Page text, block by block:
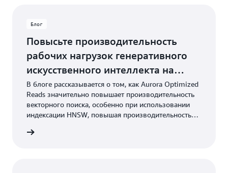
Блог
Повысьте производительность
рабочих нагрузок генеративного
искусственного интеллекта на
Amazon Aurora с помощью
Optimized Reads и pgvector
В блоге рассказывается о том, как Aurora Optimized
Reads значительно повышает производительность
векторного поиска, особенно при использовании
индексации HNSW, повышая производительность
ivFFlat.